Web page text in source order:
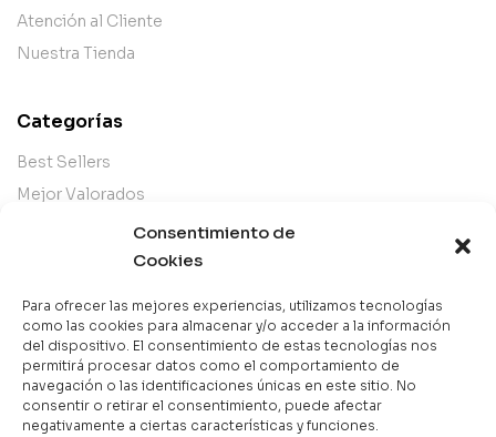
Consentimiento de
Cookies
Para ofrecer las mejores experiencias, utilizamos tecnologías
como las cookies para almacenar y/o acceder a la información
del dispositivo. El consentimiento de estas tecnologías nos
permitirá procesar datos como el comportamiento de
navegación o las identificaciones únicas en este sitio. No
consentir o retirar el consentimiento, puede afectar
negativamente a ciertas características y funciones.
Atención al Cliente
Nuestra Tienda
Categorías
Best Sellers
Mejor Valorados
Top de la Semana
Libros en Oferta
Copyright © 2025 Books & Co. Todos los derechos
reservados.